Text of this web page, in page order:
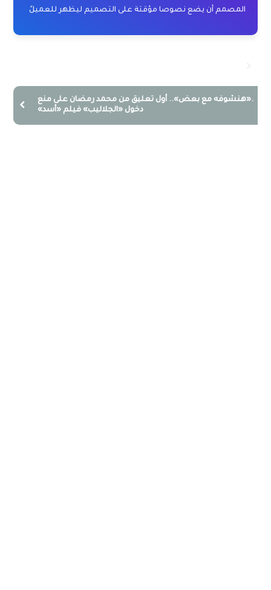
المصمم أن يضع نصوصا مؤقتة على التصميم ليظهر للعميلً
.«هنشوفه مع بعض».. أول تعليق من محمد رمضان على منع
دخول «الجلاليب» فيلم «أسد»